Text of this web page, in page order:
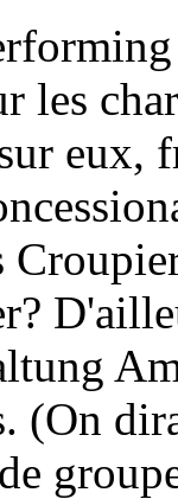
les
eux,
(On